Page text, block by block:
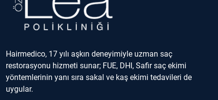
Hairmedico, 17 yılı aşkın deneyimiyle uzman saç
restorasyonu hizmeti sunar; FUE, DHI, Safir saç ekimi
yöntemlerinin yanı sıra sakal ve kaş ekimi tedavileri de
uygular.